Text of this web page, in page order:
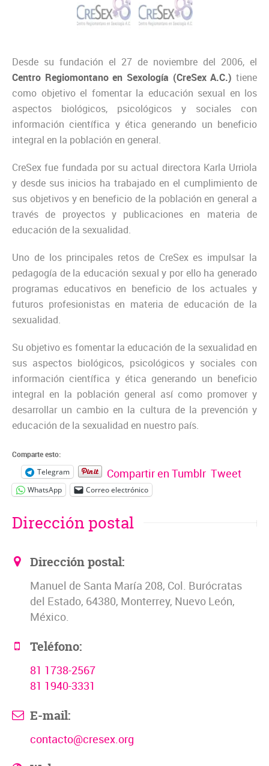
Desde su fundación el 27 de noviembre del 2006, el
Centro Regiomontano en Sexología (CreSex A.C.) tiene
como objetivo el fomentar la educación sexual en los
aspectos biológicos, psicológicos y sociales con
información científica y ética generando un beneficio
integral en la población en general.
CreSex fue fundada por su actual directora Karla Urriola
y desde sus inicios ha trabajado en el cumplimiento de
sus objetivos y en beneficio de la población en general a
través de proyectos y publicaciones en materia de
educación de la sexualidad.
Uno de los principales retos de CreSex es impulsar la
pedagogía de la educación sexual y por ello ha generado
programas educativos en beneficio de los actuales y
futuros profesionistas en materia de educación de la
sexualidad.
Su objetivo es fomentar la educación de la sexualidad en
sus aspectos biológicos, psicológicos y sociales con
información científica y ética generando un beneficio
integral en la población general así como promover y
desarrollar un cambio en la cultura de la prevención y
educación de la sexualidad en nuestro país.
Comparte esto:
Telegram Compartir en Tumblr Tweet
WhatsApp Correo electrónico
Dirección postal
Dirección postal:
Manuel de Santa María 208, Col. Burócratas
del Estado, 64380, Monterrey, Nuevo León,
México.
Teléfono:
81 1738-2567
81 1940-3331
E-mail:
contacto@cresex.org